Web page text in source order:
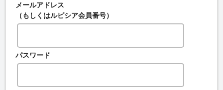
メールアドレス
（もしくはルピシア会員番号）
パスワード